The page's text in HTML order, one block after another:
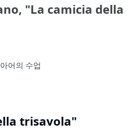
"La camicia della
어의 수업
trisavola"